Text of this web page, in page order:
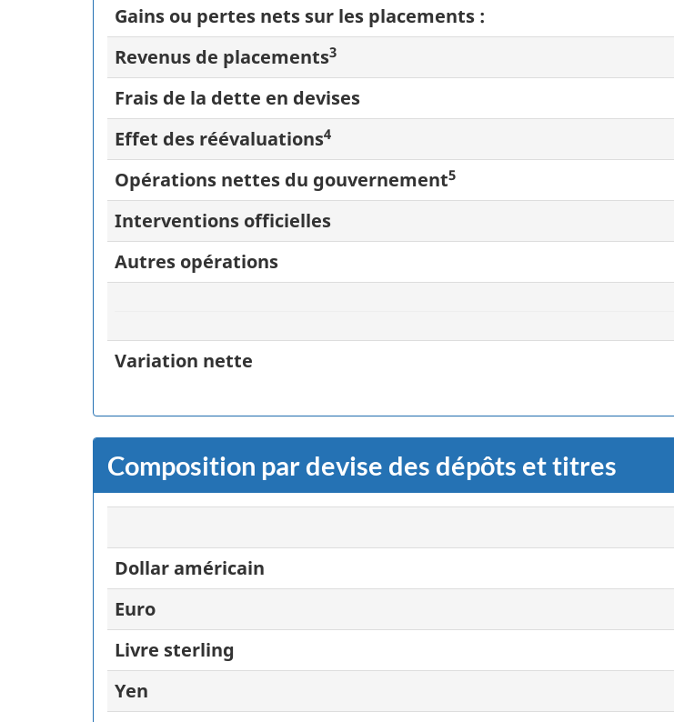
Gains ou pertes nets sur les placements :
Revenus de placements3
Frais de la dette en devises
Effet des réévaluations4
Opérations nettes du gouvernement5
Interventions officielles
Autres opérations
Variation nette
Composition par devise des dépôts et titres
Dollar américain
Euro
Livre sterling
Yen